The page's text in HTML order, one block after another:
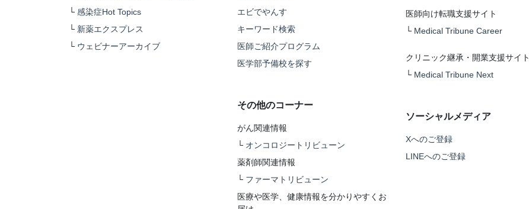
└ 感染症Hot Topics
└ 新薬エクスプレス
└ ウェビナーアーカイブ
エビでやんす
キーワード検索
医師ご紹介プログラム
医学部予備校を探す
その他のコーナー
がん関連情報
└ オンコロジートリビューン
薬剤師関連情報
└ ファーマトリビューン
医療や医学、健康情報を分かりやすくお
医師向け転職支援サイト
└ Medical Tribune Career
クリニック継承・開業支援サイト
└ Medical Tribune Next
ソーシャルメディア
Xへのご登録
LINEへのご登録